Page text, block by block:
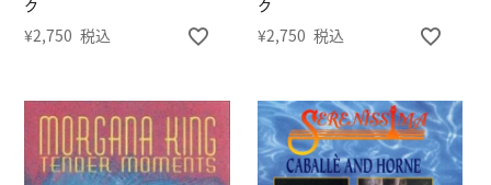
ク
¥2,750 税込
ク
¥2,750 税込